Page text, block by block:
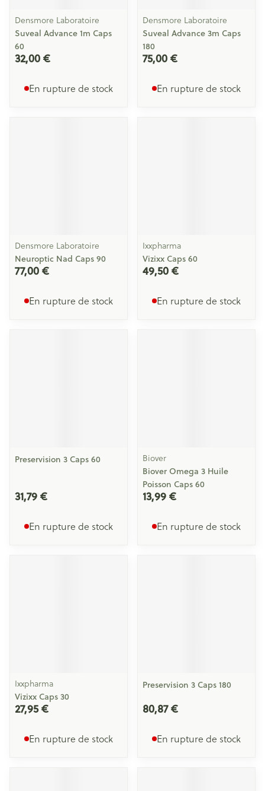
Densmore Laboratoire
Suveal Advance 1m Caps
60
32,00 €
En rupture de stock
Densmore Laboratoire
Suveal Advance 3m Caps
180
75,00 €
En rupture de stock
Densmore Laboratoire
Neuroptic Nad Caps 90
77,00 €
En rupture de stock
Ixxpharma
Vizixx Caps 60
49,50 €
En rupture de stock
Preservision 3 Caps 60
31,79 €
En rupture de stock
Biover
Biover Omega 3 Huile
Poisson Caps 60
13,99 €
En rupture de stock
Ixxpharma
Vizixx Caps 30
27,95 €
En rupture de stock
Preservision 3 Caps 180
80,87 €
En rupture de stock